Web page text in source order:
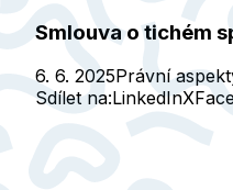
Smlouva o tichém
6. 6. 2025Právní
Sdílet na:LinkedInX